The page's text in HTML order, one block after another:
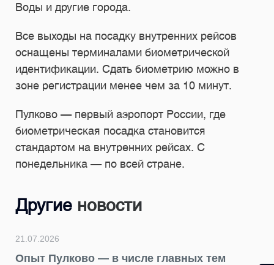
Воды и другие города.
Все выходы на посадку внутренних рейсов
оснащены терминалами биометрической
идентификации. Сдать биометрию можно в
зоне регистрации менее чем за 10 минут.
Пулково — первый аэропорт России, где
биометрическая посадка становится
стандартом на внутренних рейсах. С
понедельника — по всей стране.
Другие новости
21.07.2026
Опыт Пулково — в числе главных тем